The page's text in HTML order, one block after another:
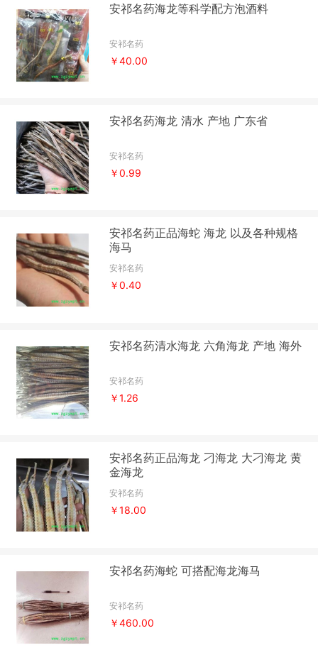
安祁名药海龙等科学配方泡酒料
安祁名药
￥40.00
安祁名药海龙 清水 产地 广东省
安祁名药
￥0.99
安祁名药正品海蛇 海龙 以及各种规格
海马
安祁名药
￥0.40
安祁名药清水海龙 六角海龙 产地 海外
安祁名药
￥1.26
安祁名药正品海龙 刁海龙 大刁海龙 黄
金海龙
安祁名药
￥18.00
安祁名药海蛇 可搭配海龙海马
安祁名药
￥460.00